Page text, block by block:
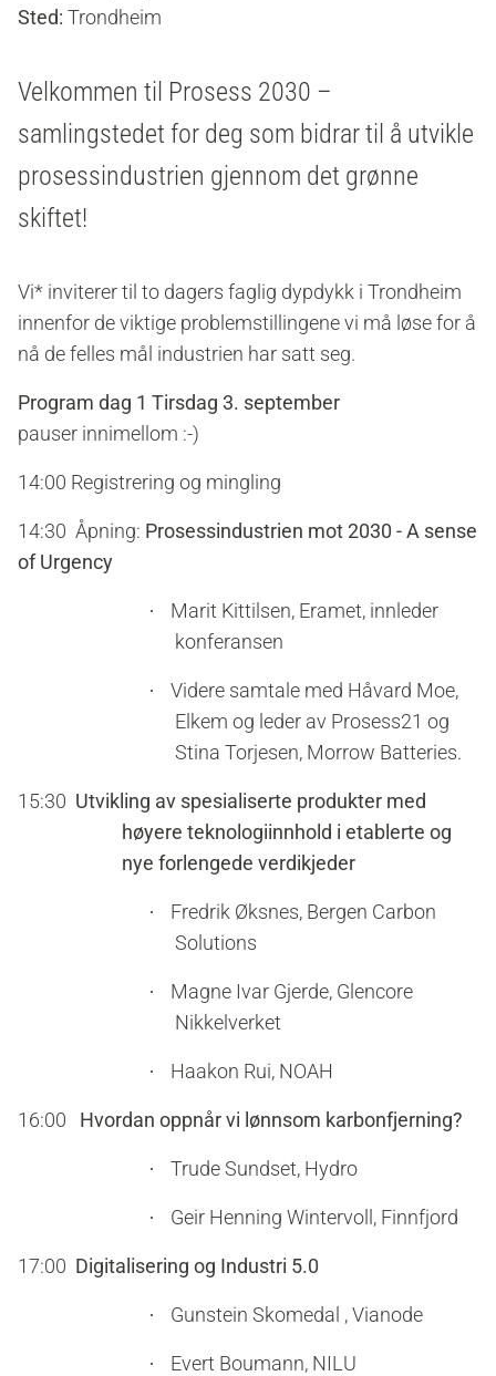
Sted: Trondheim
Velkommen til Prosess 2030 –
samlingstedet for deg som bidrar til å utvikle
prosessindustrien gjennom det grønne
skiftet!
Vi* inviterer til to dagers faglig dypdykk i Trondheim
innenfor de viktige problemstillingene vi må løse for å
nå de felles mål industrien har satt seg.
Program dag 1 Tirsdag 3. september
pauser innimellom :-)
14:00 Registrering og mingling
14:30 Åpning: Prosessindustrien mot 2030 - A sense
of Urgency
·
Marit Kittilsen, Eramet, innleder
konferansen
·
Videre samtale med Håvard Moe,
Elkem og leder av Prosess21 og
Stina Torjesen, Morrow Batteries.
15:30 Utvikling av spesialiserte produkter med
høyere teknologiinnhold i etablerte og
nye forlengede verdikjeder
·
Fredrik Øksnes, Bergen Carbon
Solutions
·
Magne Ivar Gjerde, Glencore
Nikkelverket
· Haakon Rui, NOAH
16:00 Hvordan oppnår vi lønnsom karbonfjerning?
· Trude Sundset, Hydro
· Geir Henning Wintervoll, Finnfjord
17:00 Digitalisering og Industri 5.0
· Gunstein Skomedal , Vianode
· Evert Boumann, NILU